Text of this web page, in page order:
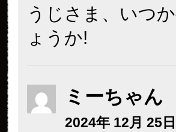
うじさま、いつ
ょうか!
ミーちゃん
2024年 12月 25日